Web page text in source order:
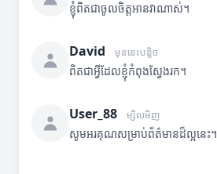
ខ្ញុំពិតជាចូលចិត្តអានវាណាស់។
David មុននេះបន្តិច
ពិតជាអ្វីដែលខ្ញុំកំពុងស្វែងរក។
User_88 ម្សិលមិញ
សូមអរគុណសម្រាប់ព័ត៌មានដ៏ល្អនេះ។